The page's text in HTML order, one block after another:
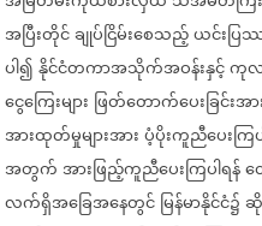
အပြီးတိုင်ချုပ်ငြိမ်းစေသည့်ယင်းပြ
ပါ၍နိုင်ငံတကာအသိုက်အဝန်းနှင့်ကုလ
ငွေကြေးများ ဖြတ်တောက်ပေးခြင်းအာ
အားထုတ်မှုများအားပံ့ပိုးကူညီပေးကြ
အတွက်အားဖြည့်ကူညီပေးကြပါရန်တ
လက်ရှိအခြေအနေတွင်မြန်မာနိုင်ငံ၌ဆို